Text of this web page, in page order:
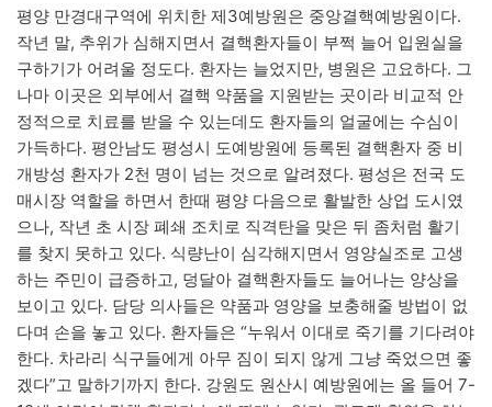
평양 만경대구역에 위치한 제3예방원은 중앙결핵예방원이다.
작년 말, 추위가 심해지면서 결핵환자들이 부쩍 늘어 입원실을
구하기가 어려울 정도다. 환자는 늘었지만, 병원은 고요하다. 그
나마 이곳은 외부에서 결핵 약품을 지원받는 곳이라 비교적 안
정적으로 치료를 받을 수 있는데도 환자들의 얼굴에는 수심이
가득하다. 평안남도 평성시 도예방원에 등록된 결핵환자 중 비
개방성 환자가 2천 명이 넘는 것으로 알려졌다. 평성은 전국 도
매시장 역할을 하면서 한때 평양 다음으로 활발한 상업 도시였
으나, 작년 초 시장 폐쇄 조치로 직격탄을 맞은 뒤 좀처럼 활기
를 찾지 못하고 있다. 식량난이 심각해지면서 영양실조로 고생
하는 주민이 급증하고, 덩달아 결핵환자들도 늘어나는 양상을
보이고 있다. 담당 의사들은 약품과 영양을 보충해줄 방법이 없
다며 손을 놓고 있다. 환자들은 “누워서 이대로 죽기를 기다려야
한다. 차라리 식구들에게 아무 짐이 되지 않게 그냥 죽었으면 좋
겠다”고 말하기까지 한다. 강원도 원산시 예방원에는 올 들어 7-